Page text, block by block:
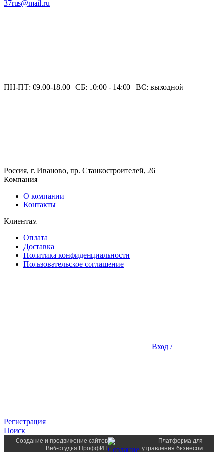
37rus@mail.ru
ПН-ПТ: 09.00-18.00 | СБ: 10:00 - 14:00 | ВС: выходной
Россия, г. Иваново, пр. Станкостроителей, 26
Компания
О компании
Контакты
Клиентам
Оплата
Доставка
Политика конфиденциальности
Пользовательское соглашение
Вход /
Регистрация
Поиск
Создание и продвижение сайтов
Веб-студия ПроффИТ
Платформа для
управления бизнесом